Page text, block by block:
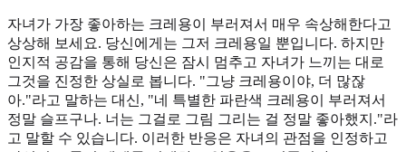
자녀가 가장 좋아하는 크레용이 부러져서 매우 속상해한다고
상상해 보세요. 당신에게는 그저 크레용일 뿐입니다. 하지만
인지적 공감을 통해 당신은 잠시 멈추고 자녀가 느끼는 대로
그것을 진정한 상실로 봅니다. "그냥 크레용이야, 더 많잖
아."라고 말하는 대신, "네 특별한 파란색 크레용이 부러져서
정말 슬프구나. 너는 그걸로 그림 그리는 걸 정말 좋아했지."라
고 말할 수 있습니다. 이러한 반응은 자녀의 관점을 인정하고